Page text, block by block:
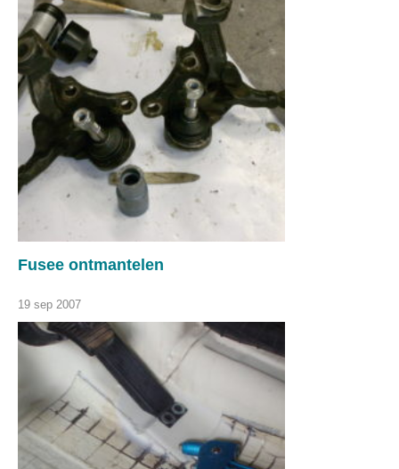
Fusee ontmantelen
19 sep 2007